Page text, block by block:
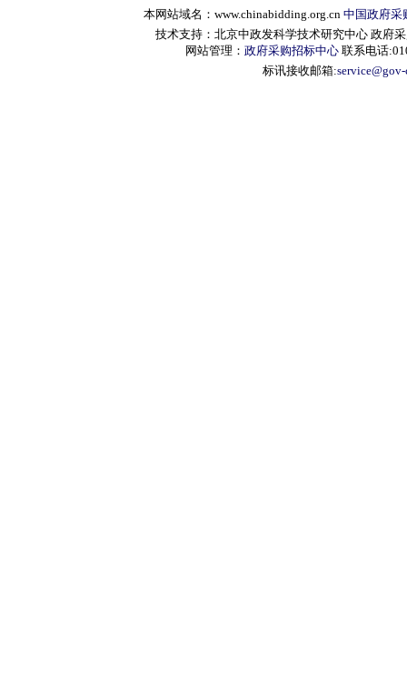
本网站域名：www.chinabidding.org.cn 中国政府采
技术支持：北京中政发科学技术研究中心 政府
网站管理： 政府采购招标中心 联系电话
标讯接收邮箱: